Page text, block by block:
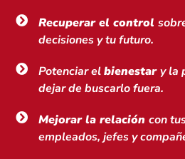
Recuperar el control
decisiones y tu futuro.
Potenciar elbienestary la
dejar de buscarlo fuera.
Mejorar la relacióncon
empleados, jefes y